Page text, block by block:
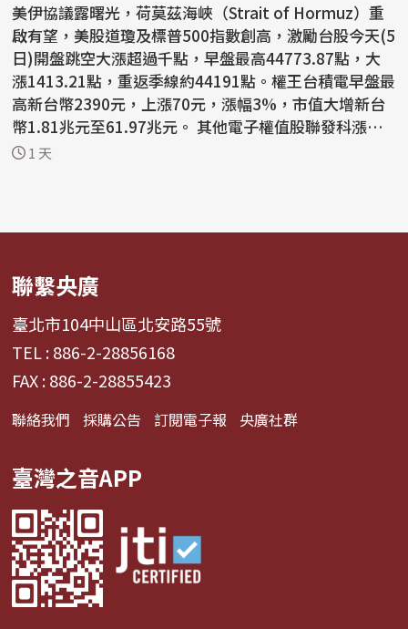
美伊協議露曙光，荷莫茲海峽（Strait of Hormuz）重
啟有望，美股道瓊及標普500指數創高，激勵台股今天(5
日)開盤跳空大漲超過千點，早盤最高44773.87點，大
漲1413.21點，重返季線約44191點。權王台積電早盤最
高新台幣2390元，上漲70元，漲幅3%，市值大增新台
幣1.81兆元至61.97兆元。 其他電子權值股聯發科漲逾
5%、鴻海...
1 天
聯繫央廣
臺北市104中山區北安路55號
TEL : 886-2-28856168
FAX : 886-2-28855423
聯絡我們 採購公告 訂閱電子報 央廣社群
臺灣之音APP